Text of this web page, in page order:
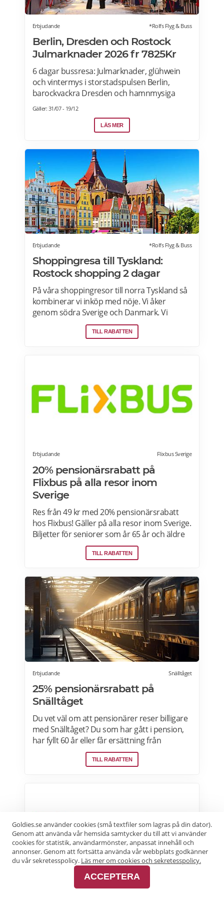
Erbjudande *Rolfs Flyg & Buss
Berlin, Dresden och Rostock
Julmarknader 2026 fr 7825Kr
6 dagar bussresa: Julmarknader, glühwein
och vintermys i storstadspulsen Berlin,
barockvackra Dresden och hamnmysiga
Rostock. Under den här resan får du uppleva
julstämning i Berlin, Dresden och Rostock –
tre städer som bjuder på stämningsfulla
av glühwein, brända mandlar och nybakade
godsaker. Läs mer om erbjudandet här>>>
Gäller: 31/07 - 19/12
LÄS MER
Erbjudande *Rolfs Flyg & Buss
Shoppingresa till Tyskland:
Rostock shopping 2 dagar
På våra shoppingresor till norra Tyskland så
kombinerar vi inköp med nöje. Vi åker
genom södra Sverige och Danmark. Vi
handlar i en gränshandelsbutik och varje
resenär får ta hem generösa mängder
hos Rolfs buss här>>>
TILL RABATTEN
Erbjudande Flixbus Sverige
20% pensionärsrabatt på
Flixbus på alla resor inom
Sverige
Res från 49 kr med 20% pensionärsrabatt
hos Flixbus! Gäller på alla resor inom Sverige.
Biljetter för seniorer som år 65 år och äldre
gäller endast mot uppvisande av legitimation
som pass, körkort eller giltigt ID-kort. Du kan
hemsida, i FlixBus-appen eller direkt i
biljettautomaten på flygplatsen.
TILL RABATTEN
Erbjudande Snälltåget
25% pensionärsrabatt på
Snälltåget
Du vet väl om att pensionärer reser billigare
med Snälltåget? Du som har gått i pension,
har fyllt 60 år eller får ersättning från
Försäkringskassan får pensionärsrabatt på
resan. Seniorer 60+ som reser ensamma har
webbokningen. Ombord på tåget ska du
som senior kunna visa giltig legitimation
tillsammans med din biljett. Läs mer om
pensionärsrabatter på Snälltåget här.
TILL RABATTEN
Goldies.se använder cookies (små textfiler som lagras på din dator).
Genom att använda vår hemsida samtycker du till att vi använder
cookies för statistik, användarmönster, anpassat innehåll och
annonser. Genom att fortsätta använda vår webbplats godkänner
du vår sekretesspolicy. Läs mer om cookies och sekretesspolicy.
ACCEPTERA